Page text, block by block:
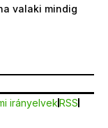
valaki mindig
irányelvekRSS